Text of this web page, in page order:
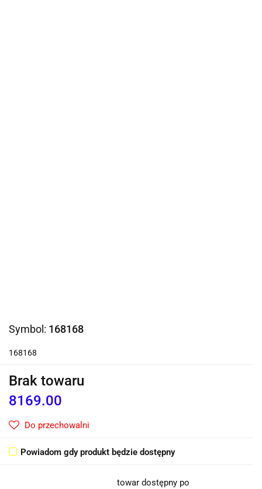
Symbol: 168168
168168
Brak towaru
8169.00
Do przechowalni
Powiadom gdy produkt będzie dostępny
towar dostępny po